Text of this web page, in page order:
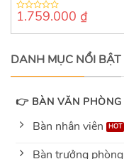
0
of
1.759.000 ₫
DANH MỤC NỔI BẬT
👉 BÀN VĂN PHÒNG
Bàn nhân viên
Bàn trưởng phòng